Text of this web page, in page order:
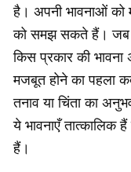
है। अपनी भावनाओं को
को समझ सकते हैं। जब
किस प्रकार की
मजबूत होने का पहला
तनाव या चिंता का
ये भावनाएँ तात्कालिक
हैं।